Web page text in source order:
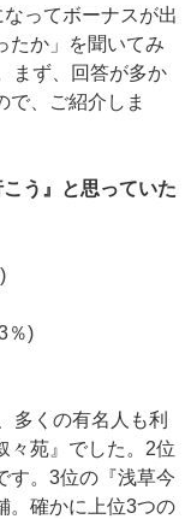
ってボーナスが出
たか」を聞いてみ
まず、回答が多か
で、ご紹介しま
う』と思っていた
％)
多くの有名人も利
々苑』でした。2位
す。3位の『浅草今
。確かに上位3つの